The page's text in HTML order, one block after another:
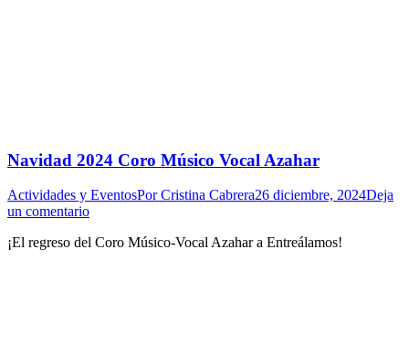
Navidad 2024 Coro Músico Vocal Azahar
Actividades y EventosPorCristina Cabrera26 diciembre, 2024Deja
un comentario
¡El regreso del Coro Músico-Vocal Azahar a Entreálamos!